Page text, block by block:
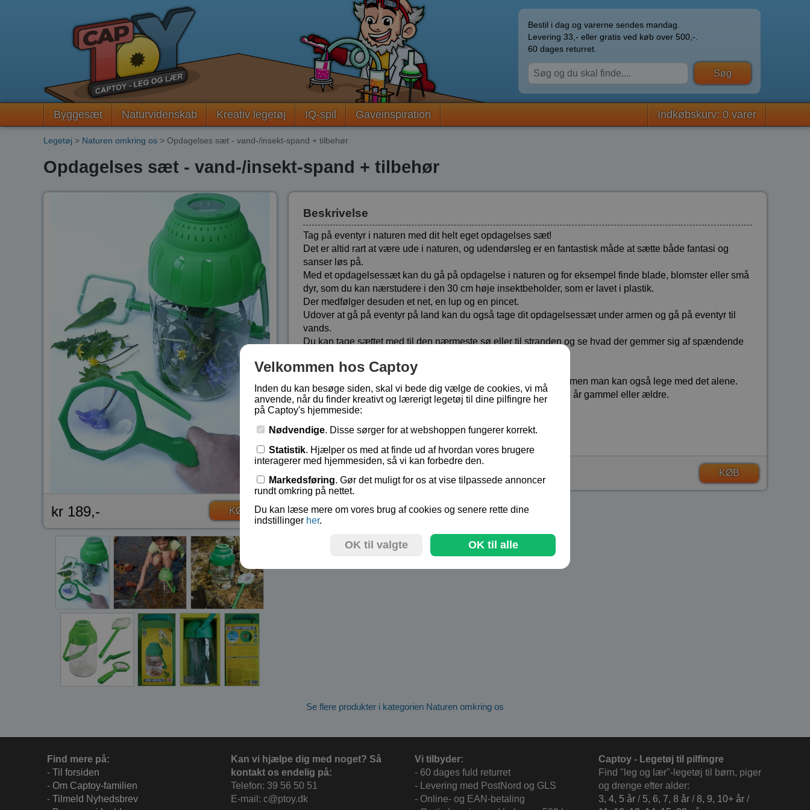
Bestil i dag og varerne sendes mandag.
Levering 33,- eller gratis ved køb over 500,-.
60 dages returret.
Byggesæt Naturvidenskab Kreativ legetøj IQ-spil Gaveinspiration Indkøbskurv: 0 varer
Legetøj > Naturen omkring os > Opdagelses sæt - vand-/insekt-spand + tilbehør
Opdagelses sæt - vand-/insekt-spand + tilbehør
kr 189,- KØB
Beskrivelse
Tag på eventyr i naturen med dit helt eget opdagelses sæt!
Det er altid rart at være ude i naturen, og udendørsleg er en fantastisk måde at sætte både fantasi og
sanser løs på.
Med et opdagelsessæt kan du gå på opdagelse i naturen og for eksempel finde blade, blomster eller små
dyr, som du kan nærstudere i den 30 cm høje insektbeholder, som er lavet i plastik.
Der medfølger desuden et net, en lup og en pincet.
Udover at gå på eventyr på land kan du også tage dit opdagelsessæt under armen og gå på eventyr til
vands.
Du kan tage sættet med til den nærmeste sø eller til stranden og se hvad der gemmer sig af spændende
Sættet er en fantastisk måde at bruge tid sammen som familie, men man kan også lege med det alene.
Hvis man vælger at gå opdagelse selv, anbefaler vi at man er 6 år gammel eller ældre.
Lagerstatus:På lager
Vare nr.:EDU-BL029
kr 189,- KØB
Se flere produkter i kategorien Naturen omkring os
Find mere på:
- Til forsiden
- Om Captoy-familien
- Tilmeld Nyhedsbrev
Kan vi hjælpe dig med noget? Så
kontakt os endelig på:
Telefon: 39 56 50 51
E-mail: c@ptoy.dk
Vi tilbyder:
- 60 dages fuld returret
- Levering med PostNord og GLS
- Online- og EAN-betaling
Captoy - Legetøj til pilfingre
Find "leg og lær"-legetøj til børn, piger
og drenge efter alder:
3, 4, 5 år / 5, 6, 7, 8 år /8, 9, 10+ år /
Velkommen hos Captoy
Inden du kan besøge siden, skal vi bede dig vælge de cookies, vi må
anvende, når du finder kreativt og lærerigt legetøj til dine pilfingre her
på Captoy's hjemmeside:
Nødvendige. Disse sørger for at webshoppen fungerer korrekt.
Statistik. Hjælper os med at finde ud af hvordan vores brugere
interagerer med hjemmesiden, så vi kan forbedre den.
Markedsføring. Gør det muligt for os at vise tilpassede annoncer
rundt omkring på nettet.
Du kan læse mere om vores brug af cookies og senere rette dine
indstillinger her.
OK til valgte OK til alle